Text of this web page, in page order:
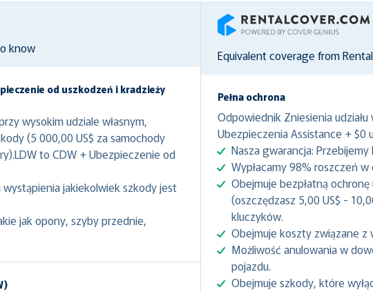
know
od uszkodzeń i kradzieży
wysokim udziale własnym,
(5 000,00 US$ za samochody
to CDW + Ubezpieczenie od
wystąpienia jakiekolwiek szkody jest
jak opony, szyby przednie,
RentalCover
Equivalent coverage from
Pełna ochrona
Odpowiednik Zniesienia
Ubezpieczenia Assistance + $0
Nasza gwarancja: Przebijemy
Wypłacamy 98% roszczeń
Obejmuje bezpłatną
(oszczędzasz 5,00 US$ -
kluczyków.
Obejmuje koszty związane z
Możliwość anulowania w
pojazdu.
Obejmuje szkody, które